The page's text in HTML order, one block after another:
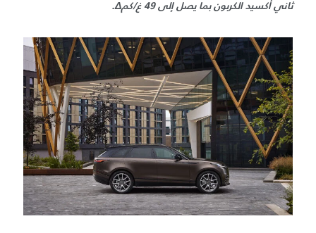
ثاني أكسيد الكربون بما يصل إلى 49 غ/كمΔ.